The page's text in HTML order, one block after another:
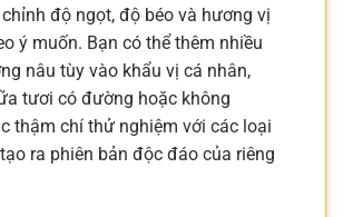
độ ngọt, độ béo và hương vị
ý muốn. Bạn có thể thêm nhiều
nâu tùy vào khẩu vị cá nhân,
tươi có đường hoặc không
thậm chí thử nghiệm với các loại
ra phiên bản độc đáo của riêng